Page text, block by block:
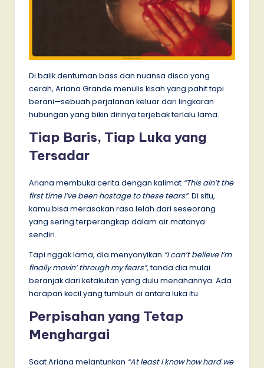
Di balik dentuman bass dan nuansa disco yang
cerah, Ariana Grande menulis kisah yang pahit tapi
berani—sebuah perjalanan keluar dari lingkaran
hubungan yang bikin dirinya terjebak terlalu lama.
Tiap Baris, Tiap Luka yang
Tersadar
Ariana membuka cerita dengan kalimat “This ain’t the
first time I’ve been hostage to these tears”. Di situ,
kamu bisa merasakan rasa lelah dari seseorang
yang sering terperangkap dalam air matanya
sendiri.
Tapi nggak lama, dia menyanyikan “I can’t believe I’m
finally movin’ through my fears”, tanda dia mulai
beranjak dari ketakutan yang dulu menahannya. Ada
harapan kecil yang tumbuh di antara luka itu.
Perpisahan yang Tetap
Menghargai
Saat Ariana melantunkan “At least I know how hard we